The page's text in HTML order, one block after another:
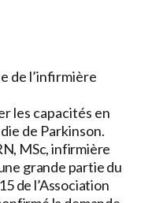
de l’infirmière
les capacités en
de Parkinson.
MSc, infirmière
grande partie du
de l’Association